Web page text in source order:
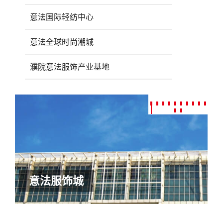
意法国际轻纺中心
意法全球时尚潮城
濮院意法服饰产业基地
意法服饰城